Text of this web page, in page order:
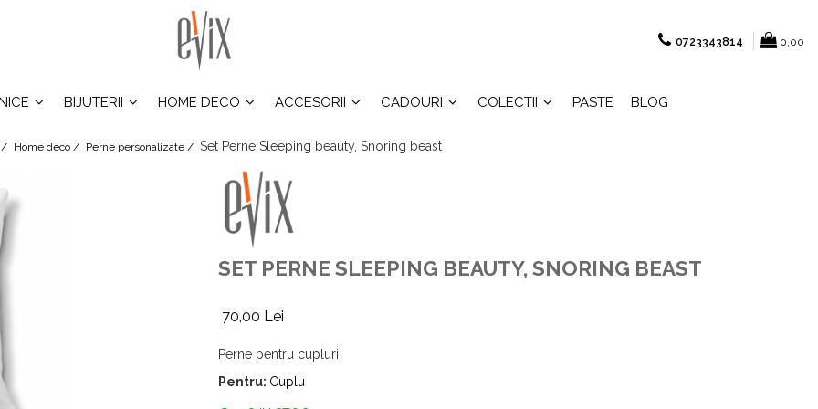
0723343814 0,00
BIJUTERII HOME DECO ACCESORII CADOURI COLECTII PASTE BLOG
/ Home deco / Perne personalizate / Set Perne Sleeping beauty, Snoring beast
SET PERNE SLEEPING BEAUTY, SNORING BEAST
70,00 Lei
Perne pentru cupluri
Pentru: Cuplu